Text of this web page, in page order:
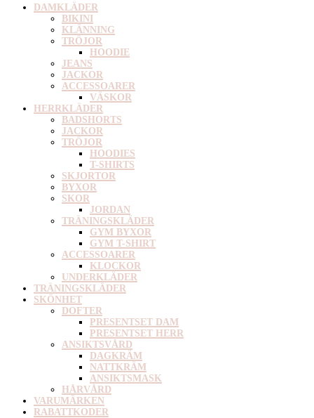
DAMKLÄDER
BIKINI
KLÄNNING
TRÖJOR
HOODIE
JEANS
JACKOR
ACCESSOARER
VÄSKOR
HERRKLÄDER
BADSHORTS
JACKOR
TRÖJOR
HOODIES
T-SHIRTS
SKJORTOR
BYXOR
SKOR
JORDAN
TRÄNINGSKLÄDER
GYM BYXOR
GYM T-SHIRT
ACCESSOARER
KLOCKOR
UNDERKLÄDER
TRÄNINGSKLÄDER
SKÖNHET
DOFTER
PRESENTSET DAM
PRESENTSET HERR
ANSIKTSVÅRD
DAGKRÄM
NATTKRÄM
ANSIKTSMASK
HÅRVÅRD
VARUMÄRKEN
RABATTKODER